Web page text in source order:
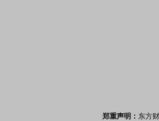
郑重声明： 东方